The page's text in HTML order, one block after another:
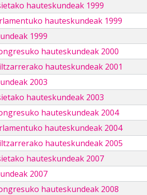
hauteskundeak 1999
hauteskundeak 1999
1999
hauteskundeak 2000
hauteskundeak 2001
2003
hauteskundeak 2003
hauteskundeak 2004
hauteskundeak 2004
hauteskundeak 2005
hauteskundeak 2007
2007
hauteskundeak 2008